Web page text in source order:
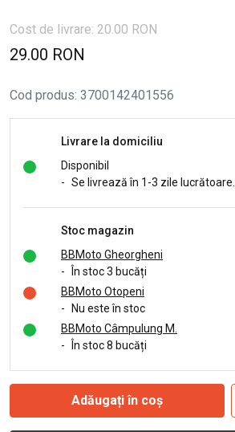
Cost de livrare: 20.00 RON
29.00 RON
Cod produs: 3700142401556
Livrare la domiciliu
Disponibil
- Se livrează în 1-3 zile lucrătoare.
Stoc magazin
BBMoto Gheorgheni
-
În stoc 3 bucăți
BBMoto Otopeni
-
Nu este în stoc
BBMoto Câmpulung M.
-
În stoc 8 bucăți
Adăugați în coș